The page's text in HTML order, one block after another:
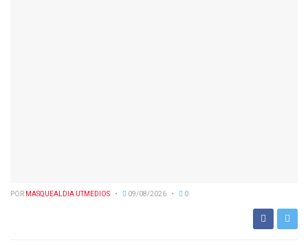
POR MASQUEALDIA UTMEDIOS 09/08/2026 0